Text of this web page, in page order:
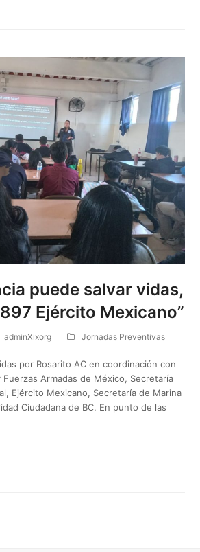
puede salvar vidas,
Ejército Mexicano”
adminXixorg Jornadas Preventivas
por Rosarito AC en coordinación con
Fuerzas Armadas de México, Secretaría
Ejército Mexicano, Secretaría de Marina
Ciudadana de BC. En punto de las